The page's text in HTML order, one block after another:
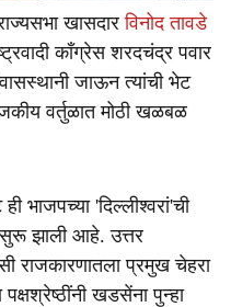
खासदारविनोद तावडे
काँग्रेस शरदचंद्र पवार
जाऊन त्यांची भेट
वर्तुळात मोठी खळबळ
भाजपच्या 'दिल्लीश्वरां'ची
सुरू झाली आहे. उत्तर
राजकारणातला प्रमुख चेहरा
खडसेंना पुन्हा